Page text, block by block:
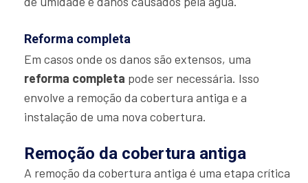
Reforma completa
Em casos onde os danos são extensos, uma
reforma completa pode ser necessária. Isso
envolve a remoção da cobertura antiga e a
instalação de uma nova cobertura.
Remoção da cobertura antiga
A remoção da cobertura antiga é uma etapa crítica